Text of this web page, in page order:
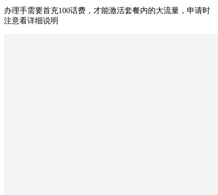
办理手需要首充100话费，才能激活套餐内的大流量，申请时
注意看详细说明